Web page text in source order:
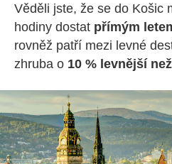
Věděli jste, že se do Košic
hodiny dostat přímým
rovněž patří mezi levné
zhruba o 10 % levnější